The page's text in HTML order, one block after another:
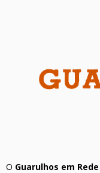
O Guarulhos em Rede